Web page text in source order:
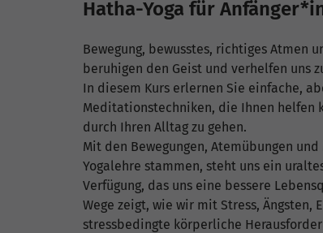
Hatha-Yoga für
Bewegung, bewusstes, richtiges Atmen
beruhigen den Geist und verhelfen uns
In diesem Kurs erlernen Sie einfache,
Meditationstechniken, die Ihnen helfen
durch Ihren Alltag zu gehen.
Mit den Bewegungen, Atemübungen
Yogalehre stammen, steht uns ein
Verfügung, das uns eine bessere
Wege zeigt, wie wir mit Stress,
stressbedingte körperliche